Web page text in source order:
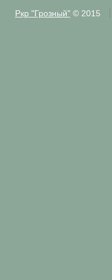
Ркр "Грозный"© 2015